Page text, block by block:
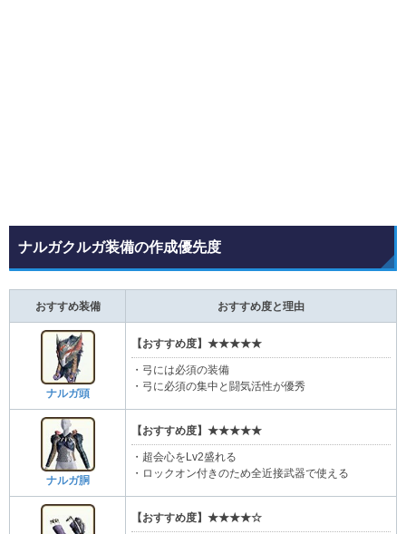
ナルガクルガ装備の作成優先度
おすすめ装備 おすすめ度と理由
ナルガ頭
【おすすめ度】★★★★★
・弓には必須の装備
・弓に必須の集中と闘気活性が優秀
ナルガ胴
【おすすめ度】★★★★★
・超会心をLv2盛れる
・ロックオン付きのため全近接武器で使える
【おすすめ度】★★★★☆